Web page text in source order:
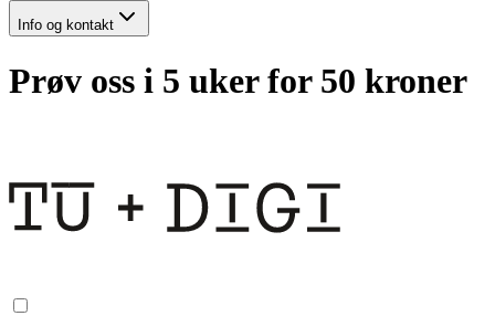
Info og kontakt
Prøv oss i 5 uker for 50 kroner